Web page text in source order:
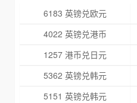
6183 英镑兑欧元
4022 英镑兑港币
1257 港币兑日元
5362 英镑兑韩元
5151 英镑兑韩元